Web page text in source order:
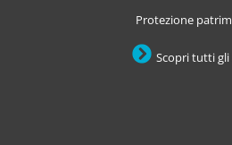
Protezione
Scopri tutti